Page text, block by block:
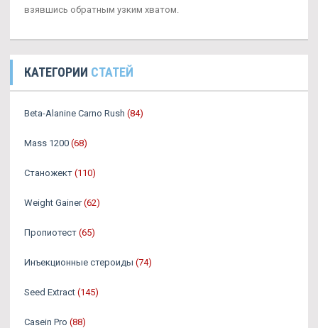
взявшись обратным узким хватом.
КАТЕГОРИИ СТАТЕЙ
Beta-Alanine Carno Rush (84)
Mass 1200 (68)
Станожект (110)
Weight Gainer (62)
Пропиотест (65)
Инъекционные стероиды (74)
Seed Extract (145)
Casein Pro (88)